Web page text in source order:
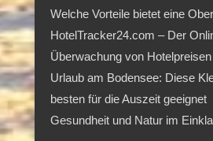
Welche Vorteile bietet eine
HotelTracker24.com – Der
Überwachung von
Urlaub am Bodensee: Diese
besten für die Auszeit geeignet
Gesundheit und Natur im